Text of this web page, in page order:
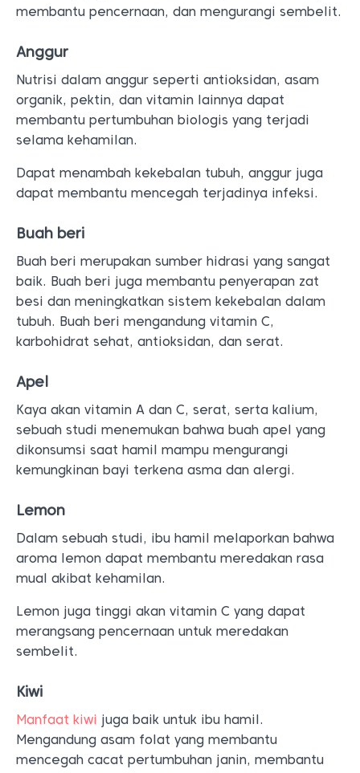
membantu pencernaan, dan mengurangi sembelit.
Anggur
Nutrisi dalam anggur seperti antioksidan, asam
organik, pektin, dan vitamin lainnya dapat
membantu pertumbuhan biologis yang terjadi
selama kehamilan.
Dapat menambah kekebalan tubuh, anggur juga
dapat membantu mencegah terjadinya infeksi.
Buah beri
Buah beri merupakan sumber hidrasi yang sangat
baik. Buah beri juga membantu penyerapan zat
besi dan meningkatkan sistem kekebalan dalam
tubuh. Buah beri mengandung vitamin C,
karbohidrat sehat, antioksidan, dan serat.
Apel
Kaya akan vitamin A dan C, serat, serta kalium,
sebuah studi menemukan bahwa buah apel yang
dikonsumsi saat hamil mampu mengurangi
kemungkinan bayi terkena asma dan alergi.
Lemon
Dalam sebuah studi, ibu hamil melaporkan bahwa
aroma lemon dapat membantu meredakan rasa
mual akibat kehamilan.
Lemon juga tinggi akan vitamin C yang dapat
merangsang pencernaan untuk meredakan
sembelit.
Kiwi
Manfaat kiwi juga baik untuk ibu hamil.
Mengandung asam folat yang membantu
mencegah cacat pertumbuhan janin, membantu